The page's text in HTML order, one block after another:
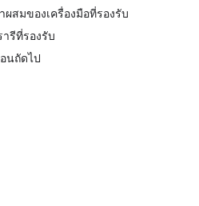
ผสมของเครื่องมือที่รองรับ
ารีที่รองรับ
นถัดไป